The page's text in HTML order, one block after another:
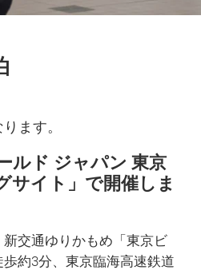
ます。
ルド ジャパン 東京
サイト」で開催しま
交通ゆりかもめ「東京ビ
約3分、東京臨海高速鉄道